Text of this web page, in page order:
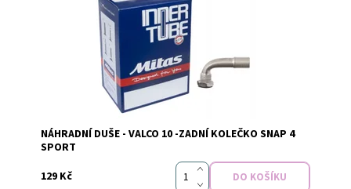
Vyprodáno
NÁHRADNÍ DUŠE - VALCO 10 -ZADNÍ KOLEČKO SNAP 4
SPORT
129 Kč